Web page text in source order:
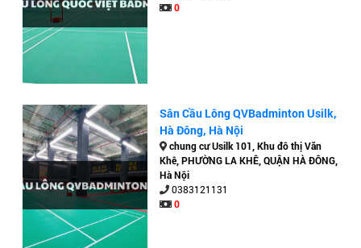
0
Sân Cầu Lông QVBadminton Usilk,
Hà Đông, Hà Nội
chung cư Usilk 101, Khu đô thị Văn
Khê, PHƯỜNG LA KHÊ, QUẬN HÀ ĐÔNG,
Hà Nội
0383121131
0